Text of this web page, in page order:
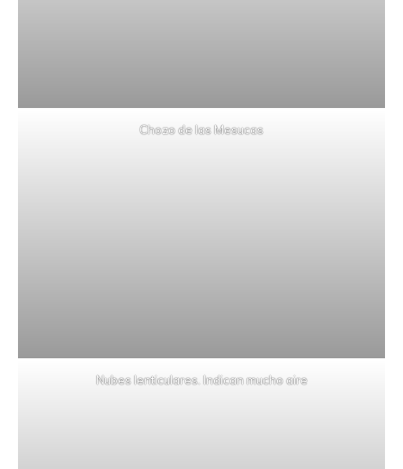
Chozo de las Mesucas
Nubes lenticulares. Indican mucho aire